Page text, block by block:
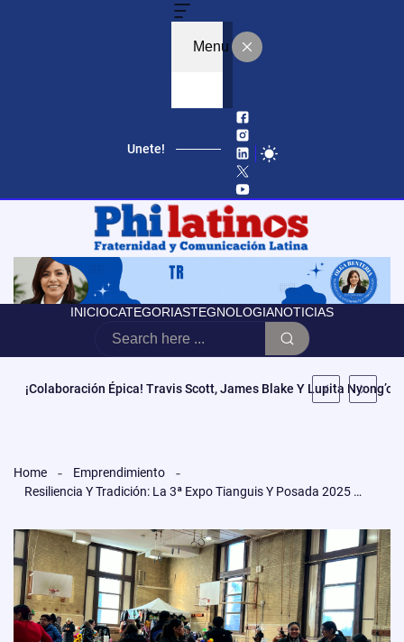
Menu
Unete!
INICIOCATEGORIASTEGNOLOGIANOTICIAS
Educación, Autonomía Y Poder Cívico: El Modelo De CCATE Que
Home
Emprendimiento
Resiliencia Y Tradición: La 3ª Expo Tianguis Y Posada 2025 Celebra El Emprendimiento Latino En Filadelfia